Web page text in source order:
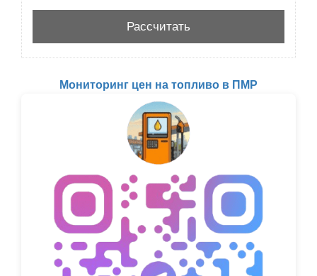
Мониторинг цен на топливо в ПМР